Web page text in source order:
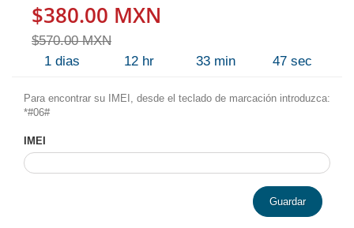
$380.00 MXN
$570.00 MXN
1 dias 12 hr 33 min 46 sec
Para encontrar su IMEI, desde el teclado de marcación introduzca:
*#06#
IMEI
Guardar